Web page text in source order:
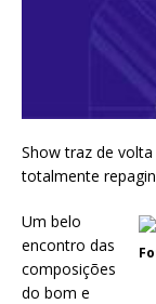
Show traz de
totalmente
Um belo
encontro das
composições
do bom e